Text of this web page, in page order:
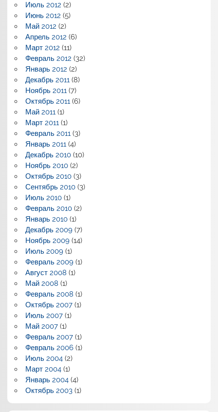
Июль 2012 (2)
Июнь 2012 (5)
Май 2012 (2)
Апрель 2012 (6)
Март 2012 (11)
Февраль 2012 (32)
Январь 2012 (2)
Декабрь 2011(8)
Ноябрь 2011(7)
Октябрь 2011(6)
Май 2011(1)
Март 2011(1)
Февраль 2011(3)
Январь 2011(4)
Декабрь 2010(10)
Ноябрь 2010(2)
Октябрь 2010(3)
Сентябрь 2010(3)
Июль 2010(1)
Февраль 2010(2)
Январь 2010(1)
Декабрь 2009(7)
Ноябрь 2009(14)
Июль 2009(1)
Февраль 2009(1)
Август 2008 (1)
Май 2008 (1)
Февраль 2008 (1)
Октябрь 2007(1)
Июль 2007(1)
Май 2007(1)
Февраль 2007(1)
Февраль 2006(1)
Июль 2004(2)
Март 2004(1)
Январь 2004(4)
Октябрь 2003(1)